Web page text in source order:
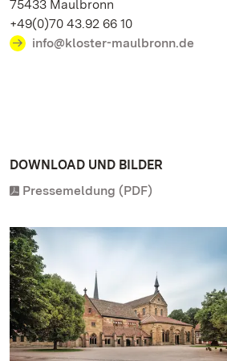
75433 Maulbronn
+49(0)70 43.92 66 10
info@kloster-maulbronn.de
DOWNLOAD UND BILDER
Pressemeldung (PDF)